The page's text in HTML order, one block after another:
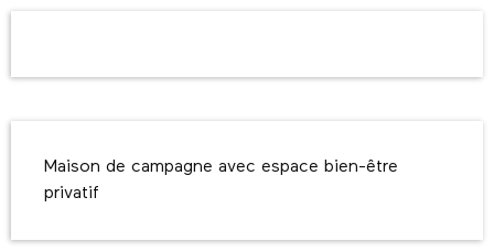
Maison de campagne avec espace bien-être
privatif